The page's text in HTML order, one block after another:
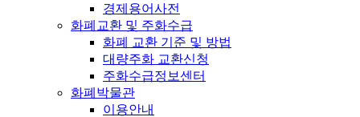
경제용어사전
화폐교환 및 주화수급
화폐 교환 기준 및 방법
대량주화 교환신청
주화수급정보센터
화폐박물관
이용안내